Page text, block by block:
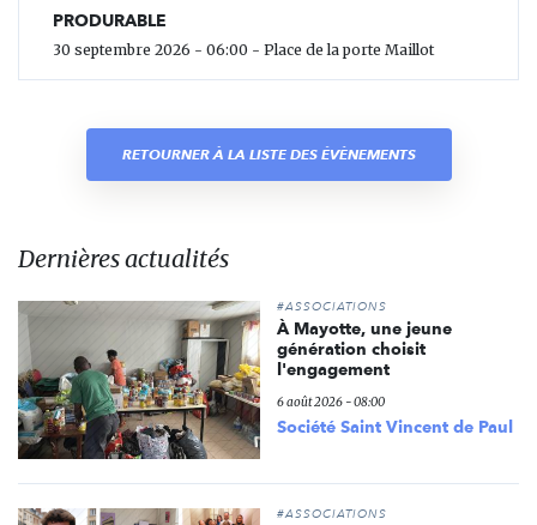
PRODURABLE
30 septembre 2026 - 06:00 - Place de la porte Maillot
RETOURNER À LA LISTE DES ÉVÈNEMENTS
Dernières actualités
#ASSOCIATIONS
À Mayotte, une jeune
génération choisit
l'engagement
6 août 2026 - 08:00
Société Saint Vincent de Paul
#ASSOCIATIONS